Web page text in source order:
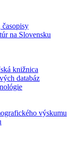
na Slovensku
knižnica
databáz
výskumu